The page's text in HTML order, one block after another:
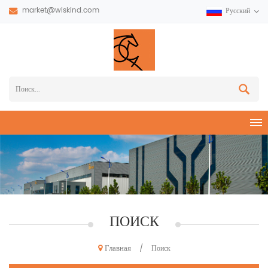
market@wiskind.com Русский
ПОИСК
Главная / Поиск